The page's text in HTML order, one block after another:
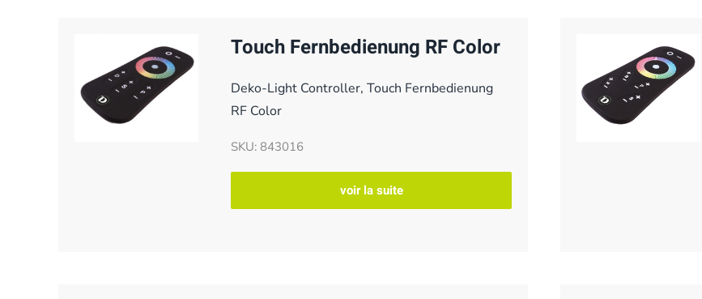
Touch Fernbedienung RF Color
Deko-Light Controller, Touch Fernbedienung
RF Color
SKU: 843016
voir la suite